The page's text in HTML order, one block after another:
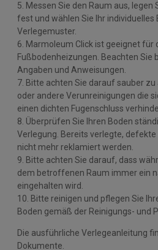
5. Messen Sie den Raum aus, legen
fest und wählen Sie Ihr individuelles
Verlegemuster.
6. Marmoleum Click ist geeignet für
Fußbodenheizungen. Beachten Sie
Angaben und Anweisungen.
7. Bitte achten Sie darauf sauber
oder andere Verunreinigungen die
einen dichten Fugenschluss
8. Überprüfen Sie Ihren Boden
Verlegung. Bereits verlegte,
nicht mehr reklamiert werden.
9. Bitte achten Sie darauf, dass
dem betroffenen Raum immer ein
eingehalten wird.
10. Bitte reinigen und pflegen Sie
Boden gemäß der Reinigungs- und
Die ausführliche Verlegeanleitung
Dokumente.